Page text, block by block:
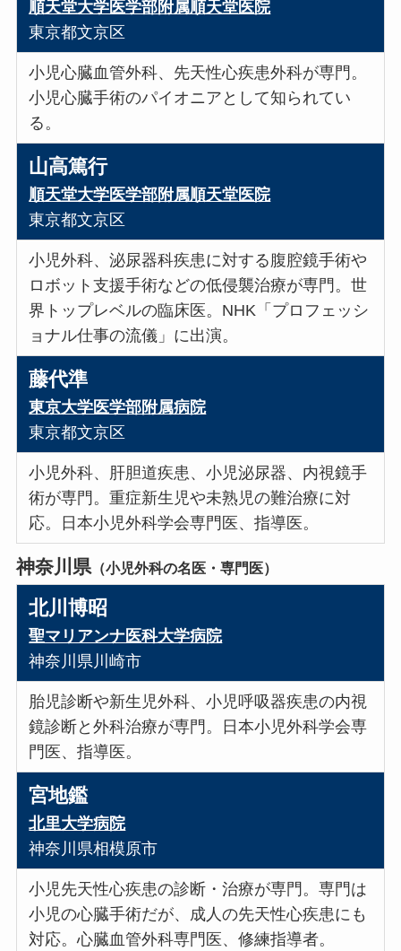
順天堂大学医学部附属順天堂医院
東京都文京区
小児心臓血管外科、先天性心疾患外科が専門。
小児心臓手術のパイオニアとして知られてい
る。
山高篤行
順天堂大学医学部附属順天堂医院
東京都文京区
小児外科、泌尿器科疾患に対する腹腔鏡手術や
ロボット支援手術などの低侵襲治療が専門。世
界トップレベルの臨床医。NHK「プロフェッシ
ョナル仕事の流儀」に出演。
藤代準
東京大学医学部附属病院
東京都文京区
小児外科、肝胆道疾患、小児泌尿器、内視鏡手
術が専門。重症新生児や未熟児の難治療に対
応。日本小児外科学会専門医、指導医。
神奈川県（小児外科の名医・専門医）
北川博昭
聖マリアンナ医科大学病院
神奈川県川崎市
胎児診断や新生児外科、小児呼吸器疾患の内視
鏡診断と外科治療が専門。日本小児外科学会専
門医、指導医。
宮地鑑
北里大学病院
神奈川県相模原市
小児先天性心疾患の診断・治療が専門。専門は
小児の心臓手術だが、成人の先天性心疾患にも
対応。心臓血管外科専門医、修練指導者。